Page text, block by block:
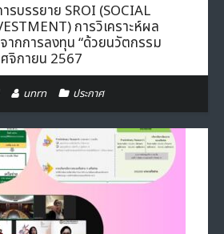
รบรรยาย SROI (SOCIAL
การวิเคราะห์ผล
กการลงทุน “ด้วยนวัตกรรม
จิกายน 2567
unrn ประกาศ